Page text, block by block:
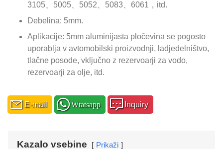
3105、5005、5052、5083、6061，itd.
Debelina: 5mm.
Aplikacije: 5mm aluminijasta pločevina se pogosto
uporablja v avtomobilski proizvodnji, ladjedelništvo,
tlačne posode, vključno z rezervoarji za vodo,
rezervoarji za olje, itd.
E-mail Wtatsapp Inquiry
Kazalo vsebine Prikaži